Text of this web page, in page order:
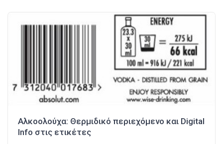
Αλκοολούχα: Θερμιδικό περιεχόμενο και Digital
Info στις ετικέτες